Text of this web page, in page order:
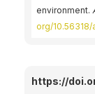
environment.
org/10.56318/
https://